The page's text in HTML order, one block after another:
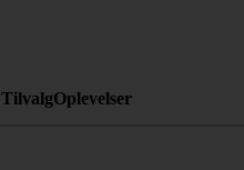
TilvalgOplevelser